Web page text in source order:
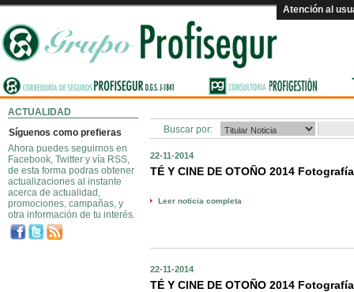
Atención al
ACTUALIDAD
Síguenos como prefieras
Ahora puedes seguirnos en
Facebook, Twitter y vía RSS,
de esta forma podras obtener
actualizaciones al instante
acerca de actualidad,
promociones, campañas, y
otra información de tu interés.
Buscar por:
22-11-2014
TÉ Y CINE DE OTOÑO 2014 Fotografía
Leer noticia completa
22-11-2014
TÉ Y CINE DE OTOÑO 2014 Fotografía